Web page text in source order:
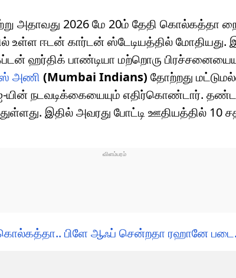
அதாவது 2026 மே 20ம் தேதி கொல்கத்தா
ஈடன் கார்டன் ஸ்டேடியத்தில் மோதியது.
ஹர்திக் பாண்டியா மற்றொரு
அணி (Mumbai Indians) தோற்றது
யின் நடவடிக்கையையும் எதிர்கொண்டார்.
இதில் அவரது போட்டி ஊதியத்தில்
பிளே ஆஃப் சென்றதா ரஹானே